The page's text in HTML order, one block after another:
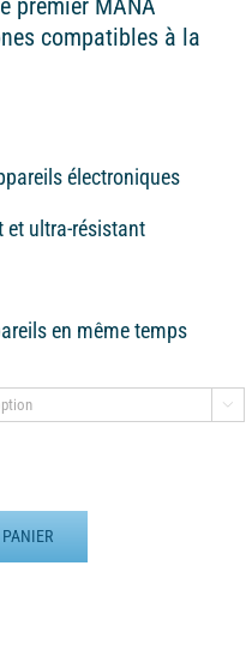
premier MANA
compatibles à la
électroniques
et ultra-résistant
en même temps
